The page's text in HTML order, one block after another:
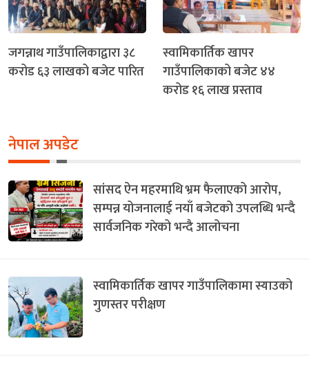
जगन्नाथ गाउँपालिकाद्वारा ३८
करोड ६३ लाखको बजेट पारित
स्वामिकार्तिक खापर
गाउँपालिकाको बजेट ४४
करोड १६ लाख प्रस्ताव
नेपाल अपडेट
सांसद ऐन महरमाथि भ्रम फैलाएको आरोप,
सम्पन्न योजनालाई नयाँ बजेटको उपलब्धि भन्दै
सार्वजनिक गरेको भन्दै आलोचना
स्वामिकार्तिक खापर गाउँपालिकामा स्याउको
गुणस्तर परीक्षण